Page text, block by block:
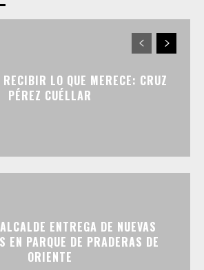
LO QUE MERECE: CRUZ
PÉREZ CUÉLLAR
ENTREGA DE NUEVAS
EN PARQUE DE PRADERAS DE
ORIENTE